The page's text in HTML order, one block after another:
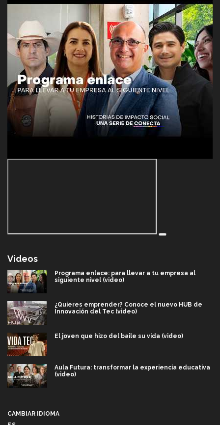
Videos
Programa enlace: para llevar a tu empresa al
siguiente nivel (video)
¿Quieres emprender? Conoce el nuevo HUB de
Innovación del Tec (video)
El joven que hizo del baile su vida (video)
Aula Futura: transformar la experiencia educativa
(video)
CAMBIAR IDIOMA